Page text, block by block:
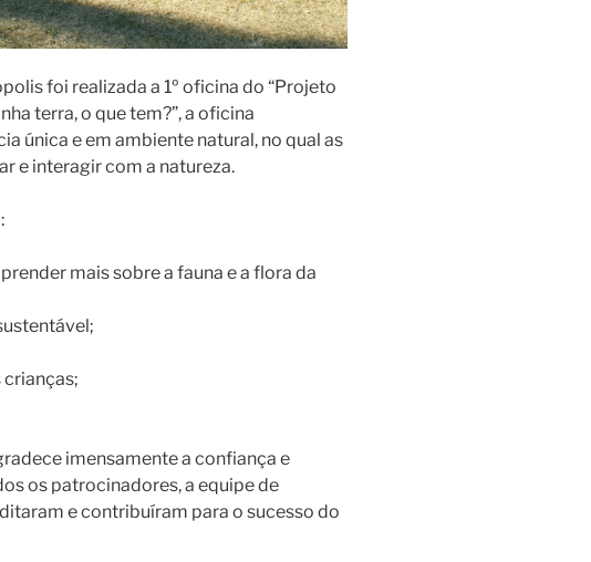
foi realizada a 1º oficina do “Projeto
terra, o que tem?”, a oficina
única e em ambiente natural, no qual as
e interagir com a natureza.
mais sobre a fauna e a flora da
crianças;
imensamente a confiança e
os patrocinadores, a equipe de
e contribuíram para o sucesso do